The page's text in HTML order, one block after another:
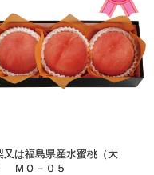
又は福島県産水蜜桃（大
ＭＯ－０５